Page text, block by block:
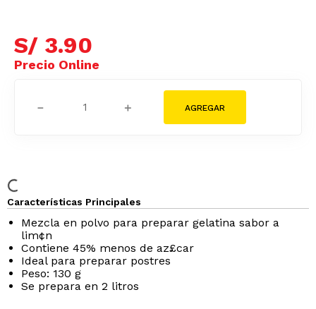
S/ 3.90
＋
－
Características Principales
Mezcla en polvo para preparar gelatina sabor a
lim¢n
Contiene 45% menos de az£car
Ideal para preparar postres
Peso: 130 g
Se prepara en 2 litros